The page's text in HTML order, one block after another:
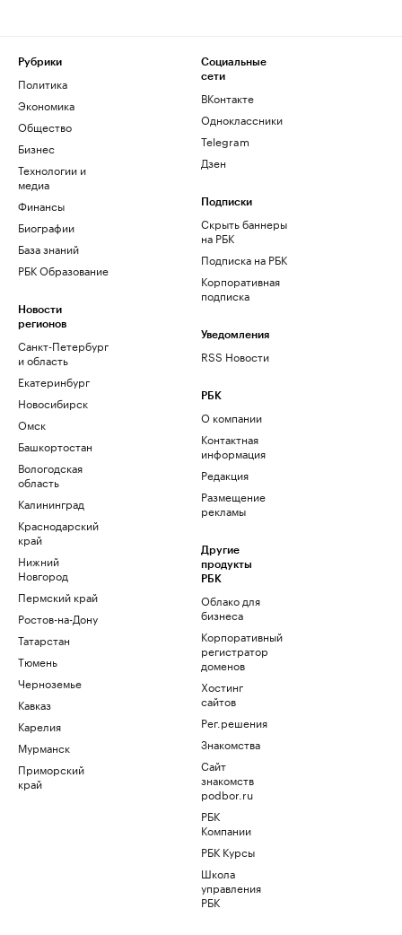
Рубрики
Политика
Экономика
Общество
Бизнес
Технологии и
медиа
Финансы
Биографии
База знаний
РБК Образование
Новости
регионов
Санкт-Петербург
и область
Екатеринбург
Новосибирск
Омск
Башкортостан
Вологодская
область
Калининград
Краснодарский
край
Нижний
Новгород
Пермский край
Ростов-на-Дону
Татарстан
Тюмень
Черноземье
Кавказ
Карелия
Мурманск
Приморский
край
Социальные
сети
ВКонтакте
Одноклассники
Telegram
Дзен
Подписки
Скрыть баннеры
на РБК
Подписка на РБК
Корпоративная
подписка
Уведомления
RSS Новости
РБК
О компании
Контактная
информация
Редакция
Размещение
рекламы
Другие
продукты
РБК
Облако для
бизнеса
Корпоративный
регистратор
доменов
Хостинг
сайтов
Рег.решения
Знакомства
Сайт
знакомств
podbor.ru
РБК
Компании
РБК Курсы
Школа
управления
РБК